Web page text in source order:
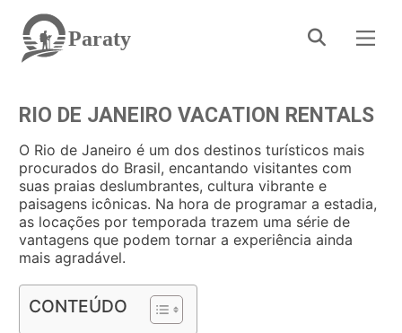
Paraty
RIO DE JANEIRO VACATION RENTALS
O Rio de Janeiro é um dos destinos turísticos mais
procurados do Brasil, encantando visitantes com
suas praias deslumbrantes, cultura vibrante e
paisagens icônicas. Na hora de programar a estadia,
as locações por temporada trazem uma série de
vantagens que podem tornar a experiência ainda
mais agradável.
CONTEÚDO